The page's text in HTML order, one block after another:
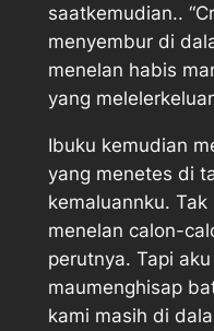
saatkemudian..
menyembur di
menelan habis
yang
Ibuku kemudian
yang menetes di
kemaluannku.
menelan calon-
perutnya. Tapi
maumenghisap
kami masih di